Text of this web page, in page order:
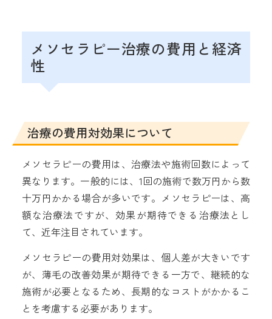
メソセラピー治療の費用と経済
性
治療の費用対効果について
メソセラピーの費用は、治療法や施術回数によって
異なります。一般的には、1回の施術で数万円から数
十万円かかる場合が多いです。メソセラピーは、高
額な治療法ですが、効果が期待できる治療法とし
て、近年注目されています。
メソセラピーの費用対効果は、個人差が大きいです
が、薄毛の改善効果が期待できる一方で、継続的な
施術が必要となるため、長期的なコストがかかるこ
とを考慮する必要があります。